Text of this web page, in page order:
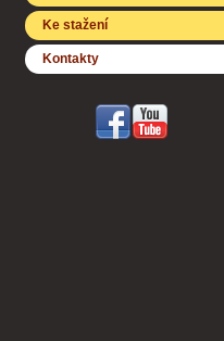
Ke stažení
Kontakty